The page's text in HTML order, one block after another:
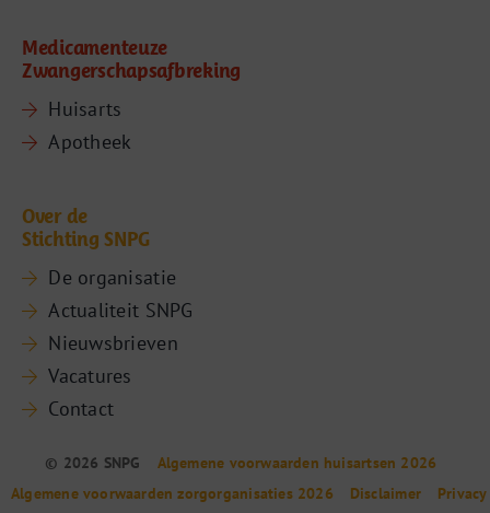
Medicamenteuze
Zwangerschapsafbreking
Huisarts
Apotheek
Over de
Stichting SNPG
De organisatie
Actualiteit SNPG
Nieuwsbrieven
Vacatures
Contact
© 2026 SNPG
Algemene voorwaarden huisartsen 2026
Algemene voorwaarden zorgorganisaties 2026
Disclaimer Privacy